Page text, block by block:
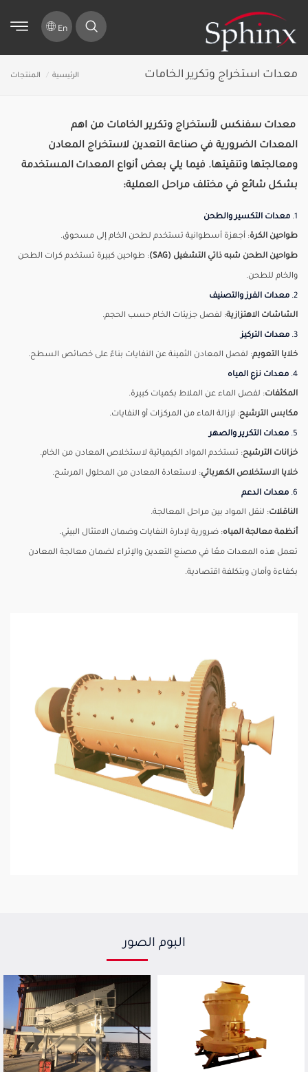
En
معدات استخراج وتكرير الخامات الرئيسية المنتجات
معدات سفنكس لأستخراج وتكرير الخامات من اهم
المعدات الضرورية في صناعة التعدين لاستخراج المعادن
ومعالجتها وتنقيتها. فيما يلي بعض أنواع المعدات المستخدمة
بشكل شائع في مختلف مراحل العملية:
1. معدات التكسير والطحن
طواحين الكرة: أجهزة أسطوانية تستخدم لطحن الخام إلى مسحوق.
طواحين الطحن شبه ذاتي التشغيل (SAG) : طواحين كبيرة تستخدم كرات الطحن
والخام للطحن.
2. معدات الفرز والتصنيف
الشاشات الاهتزازية: لفصل جزيئات الخام حسب الحجم.
3. معدات التركيز
خلايا التعويم: لفصل المعادن الثمينة عن النفايات بناءً على خصائص السطح.
4. معدات نزع المياه
المكثفات: لفصل الماء عن الملاط بكميات كبيرة.
مكابس الترشيح: لإزالة الماء من المركزات أو النفايات.
5. معدات التكرير والصهر
خزانات الترشيح: تستخدم المواد الكيميائية لاستخلاص المعادن من الخام.
خلايا الاستخلاص الكهربائي: لاستعادة المعادن من المحلول المرشح.
6. معدات الدعم
الناقلات: لنقل المواد بين مراحل المعالجة.
أنظمة معالجة المياه: ضرورية لإدارة النفايات وضمان الامتثال البيئي.
تعمل هذه المعدات معًا في مصنع التعدين والإثراء لضمان معالجة المعادن
بكفاءة وأمان وبتكلفة اقتصادية.
البوم الصور